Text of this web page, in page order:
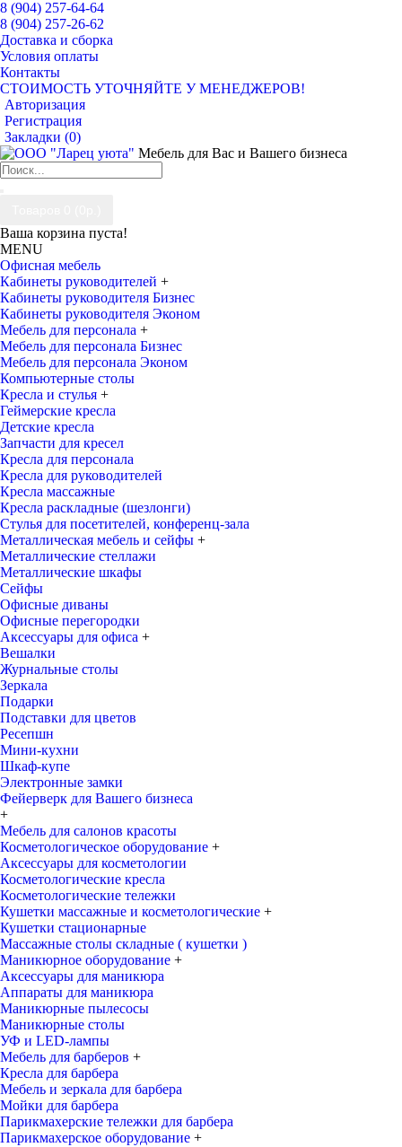
8 (904) 257-64-64
8 (904) 257-26-62
Доставка и сборка
Условия оплаты
Контакты
СТОИМОСТЬ УТОЧНЯЙТЕ У МЕНЕДЖЕРОВ!
Авторизация
Регистрация
Закладки (0)
Мебель для Вас и Вашего бизнеса
Ваша корзина пуста!
MENU
Офисная мебель
Кабинеты руководителей +
Кабинеты руководителя Бизнес
Кабинеты руководителя Эконом
Мебель для персонала +
Мебель для персонала Бизнес
Мебель для персонала Эконом
Компьютерные столы
Кресла и стулья +
Геймерские кресла
Детские кресла
Запчасти для кресел
Кресла для персонала
Кресла для руководителей
Кресла массажные
Кресла раскладные (шезлонги)
Стулья для посетителей, конференц-зала
Металлическая мебель и сейфы +
Металлические стеллажи
Металлические шкафы
Сейфы
Офисные диваны
Офисные перегородки
Аксессуары для офиса +
Вешалки
Журнальные столы
Зеркала
Подарки
Подставки для цветов
Ресепшн
Мини-кухни
Шкаф-купе
Электронные замки
Фейерверк для Вашего бизнеса
+
Мебель для салонов красоты
Косметологическое оборудование +
Аксессуары для косметологии
Косметологические кресла
Косметологические тележки
Кушетки массажные и косметологические +
Кушетки стационарные
Массажные столы складные ( кушетки )
Маникюрное оборудование +
Аксессуары для маникюра
Аппараты для маникюра
Маникюрные пылесосы
Маникюрные столы
УФ и LED-лампы
Мебель для барберов +
Кресла для барбера
Мебель и зеркала для барбера
Мойки для барбера
Парикмахерские тележки для барбера
Парикмахерское оборудование +